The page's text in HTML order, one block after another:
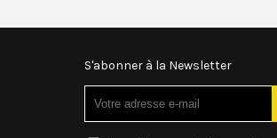
S'abonner à la Newsletter